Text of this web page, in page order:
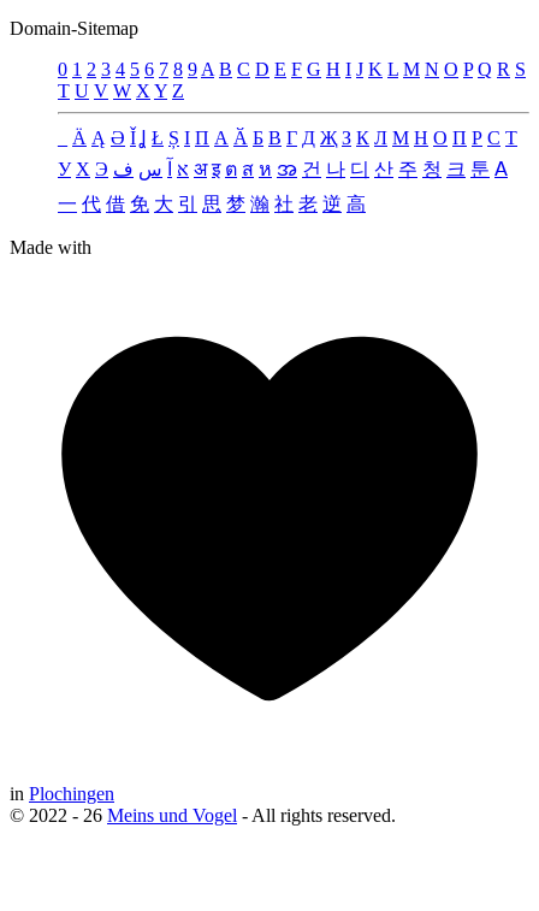
Domain-Sitemap
0 1 2 3 4 5 6 7 8 9 A B C D E F G H I J K L M N O P Q R S
T U V W X Y Z
Ä Ą Ə Ǐ Ʝ Ł Ș Ι Π А Ӑ Б В Г Д Җ З К Л М Н О П Р С Т
У Х Э א س ف अ इ ต ส ห အ 건 나 디 산 주 청 크 툰 ꓮ
一 代 借 免 大 引 思 梦 瀚 社 老 逆 高
Made with
in Plochingen
© 2022 - 26 Meins und Vogel - All rights reserved.